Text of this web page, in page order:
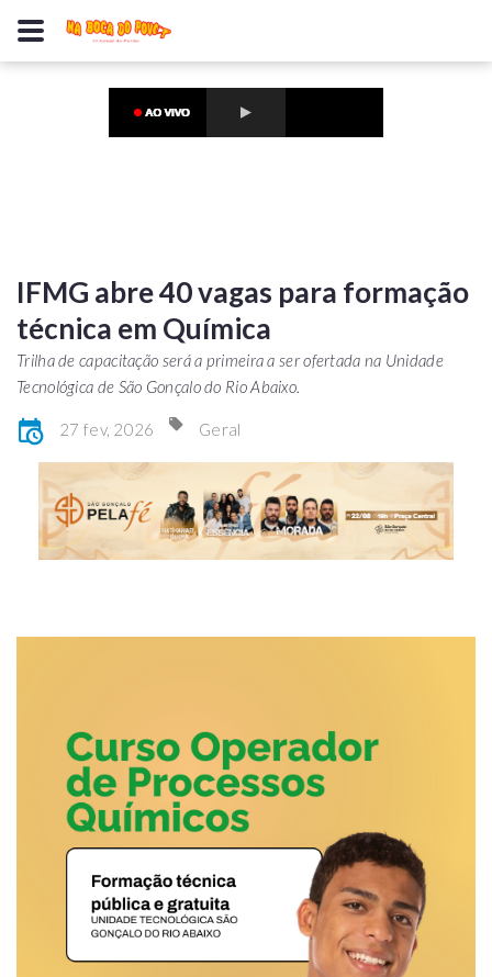
IFMG abre 40 vagas para formação
técnica em Química
Trilha de capacitação será a primeira a ser ofertada na Unidade
Tecnológica de São Gonçalo do Rio Abaixo.
27 fev, 2026 Geral